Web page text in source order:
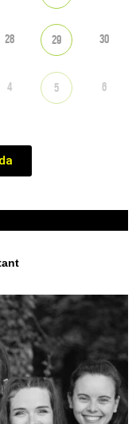
28 29 30
4 5 6